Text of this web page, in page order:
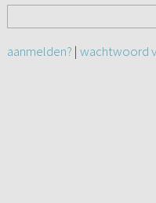
aanmelden? | wachtwoord